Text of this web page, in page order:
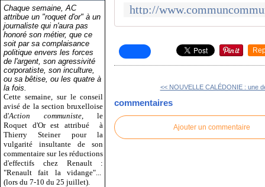
Chaque semaine, AC
attribue un "roquet d'or" à un
journaliste qui n'aura pas
honoré son métier, que ce
soit par sa complaisance
politique envers les forces
de l'argent, son agressivité
corporatiste, son inculture,
ou sa bêtise, ou les quatre à
la fois.
Cette semaine, sur le conseil
avisé de la section bruxelloise
d'Action communiste , le
Roquet d'Or est attribué
à
Thierry Steiner pour la
vulgarité insultante de son
commentaire sur les réductions
d'effectifs chez Renault :
"Renault fait la vidange"...
(lors du 7-10 du 25 juillet).
<< NOUVELLE CALÉDONIE : une
commentaires
Ajouter un commentaire